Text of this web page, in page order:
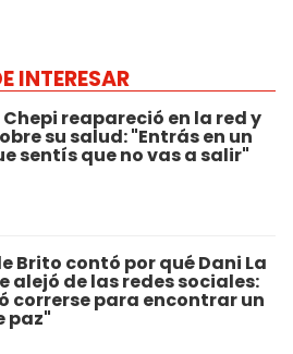
INTERESAR
Chepi reapareció en la red y
su salud: "Entrás en un
sentís que no vas a salir"
Brito contó por qué Dani La
alejó de las redes sociales:
correrse para encontrar un
paz"